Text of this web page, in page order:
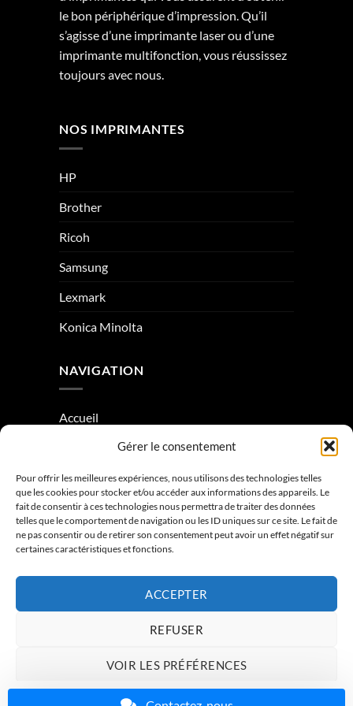
Gérer le consentement
Pour offrir les meilleures expériences, nous utilisons des technologies telles
que les cookies pour stocker et/ou accéder aux informations des appareils. Le
fait de consentir à ces technologies nous permettra de traiter des données
telles que le comportement de navigation ou les ID uniques sur ce site. Le fait de
ne pas consentir ou de retirer son consentement peut avoir un effet négatif sur
certaines caractéristiques et fonctions.
ACCEPTER
REFUSER
VOIR LES PRÉFÉRENCES
Charte de donnéesPolitique de confidentialité
le bon périphérique d’impression. Qu’il
s’agisse d’une imprimante laser ou d’une
imprimante multifonction, vous réussissez
toujours avec nous.
NOS IMPRIMANTES
HP
Brother
Ricoh
Samsung
Lexmark
Konica Minolta
NAVIGATION
Accueil
Condition générale de vente
Mentions légales
Contactez-nous
ACCUEIL À PROPOS CONTACTEZ-NOUS